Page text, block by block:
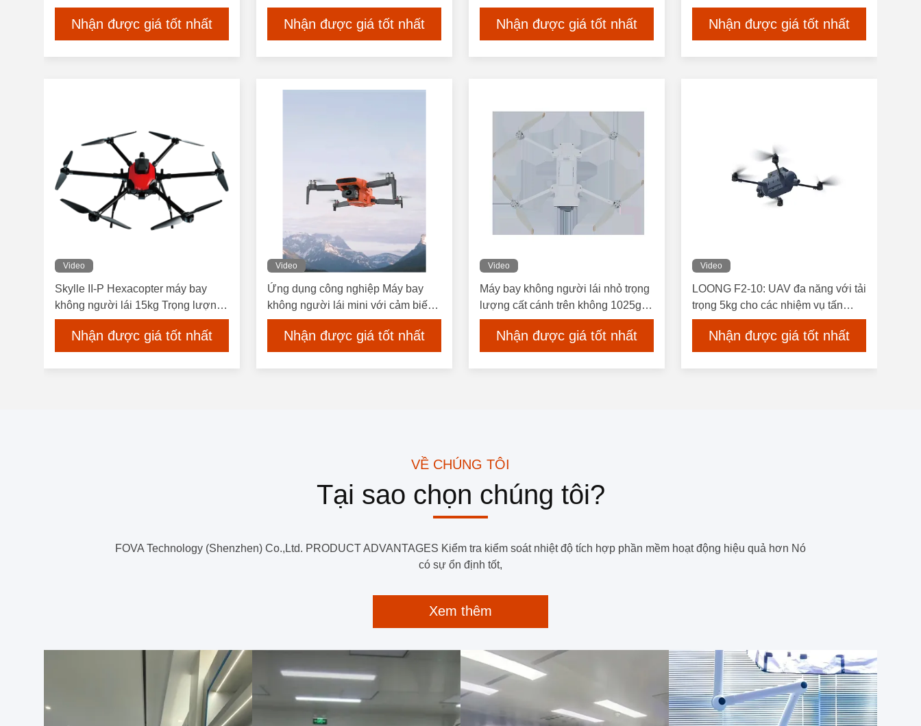
hoạt động 15.19mm × 14.36mm Dải
RGB dọc Màu sắc Định dạng pixel
Nhận được giá tốt nhất
m2 Hiển thị độ phân giải cao
Nhận được giá tốt nhất
15kg, khung sợi carbon
Nhận được giá tốt nhất Nhận được giá tốt nhất
Video
Skylle II-P Hexacopter máy bay
không người lái 15kg Trọng lượng
61 phút bay
Nhận được giá tốt nhất
Video
Ứng dụng công nghiệp Máy bay
không người lái mini với cảm biến
và hiệu suất tăng cường đầu ra kỹ
thuật số Pod quang điện Điện năng
tiêu thụ dưới 100mA
Nhận được giá tốt nhất
Video
Máy bay không người lái nhỏ trọng
lượng cất cánh trên không 1025g
với tốc độ bay tối đa 18 m/s và Max.
lmage Size 8064*6048
Nhận được giá tốt nhất
Video
LOONG F2-10: UAV đa năng với tải
trọng 5kg cho các nhiệm vụ tấn
công, trinh sát và vận chuyển
Nhận được giá tốt nhất
VỀ CHÚNG TÔI
Tại sao chọn chúng tôi?
FOVA Technology (Shenzhen) Co.,Ltd. PRODUCT ADVANTAGES Kiểm tra kiểm soát nhiệt độ tích hợp phần mềm hoạt động hiệu quả hơn Nó
có sự ổn định tốt,
Xem thêm